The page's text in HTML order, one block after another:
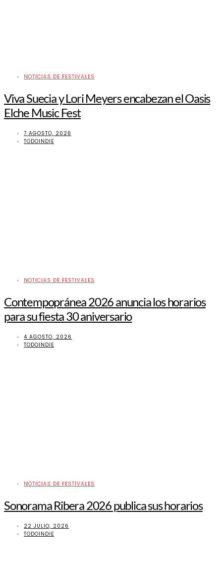
NOTICIAS DE FESTIVALES
Viva Suecia y Lori Meyers encabezan el Oasis
Elche Music Fest
7 AGOSTO, 2026
TODOINDIE
NOTICIAS DE FESTIVALES
Contempopránea 2026 anuncia los horarios
para su fiesta 30 aniversario
4 AGOSTO, 2026
TODOINDIE
NOTICIAS DE FESTIVALES
Sonorama Ribera 2026 publica sus horarios
22 JULIO, 2026
TODOINDIE